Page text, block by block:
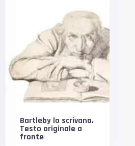
Bartleby lo scrivano.
Testo originale a
fronte